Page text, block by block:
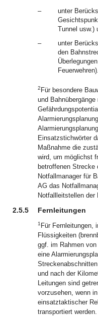
–
unter
Tunnel usw.)
–
unter
den
Feuerwehren).
2 Für besondere
und
Einsatzstichwörter
Maßnahme die
wird, um möglichst
betroffenen Strecke
Notfallmanager für
AG das
Notfallleitstellen der
2.5.5 Fernleitungen
1 Für Fernleitungen,
Flüssigkeiten
ggf. im Rahmen
eine
und nach der
Leitungen sind
vorzusehen, wenn
einsatztaktischer
transportiert werden.